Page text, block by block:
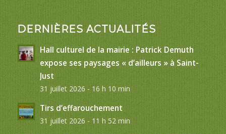
DERNIÈRES ACTUALITÉS
Hall culturel de la mairie : Patrick Demuth
expose ses paysages « d’ailleurs » à Saint-
Just
31 juillet 2026 - 16 h 10 min
Tirs d’effarouchement
31 juillet 2026 - 11 h 52 min